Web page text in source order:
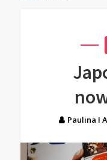
Paulina I